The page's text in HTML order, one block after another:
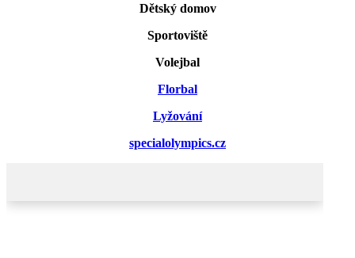
Dětský domov
Sportoviště
Volejbal
Florbal
Lyžování
specialolympics.cz